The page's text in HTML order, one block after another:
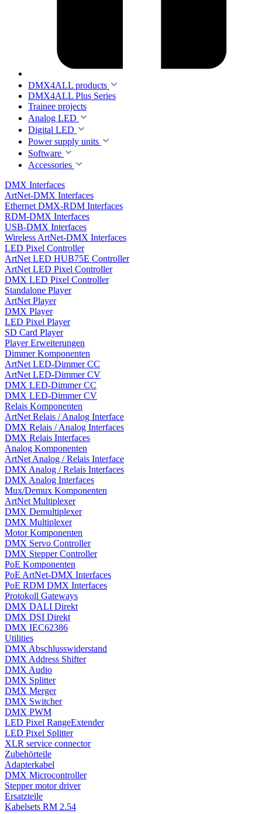
DMX4ALL products
DMX4ALL Plus Series
Trainee projects
Analog LED
Digital LED
Power supply units
Software
Accessories
DMX Interfaces
ArtNet-DMX Interfaces
Ethernet DMX-RDM Interfaces
RDM-DMX Interfaces
USB-DMX Interfaces
Wireless ArtNet-DMX Interfaces
LED Pixel Controller
ArtNet LED HUB75E Controller
ArtNet LED Pixel Controller
DMX LED Pixel Controller
Standalone Player
ArtNet Player
DMX Player
LED Pixel Player
SD Card Player
Player Erweiterungen
Dimmer Komponenten
ArtNet LED-Dimmer CC
ArtNet LED-Dimmer CV
DMX LED-Dimmer CC
DMX LED-Dimmer CV
Relais Komponenten
ArtNet Relais / Analog Interface
DMX Relais / Analog Interfaces
DMX Relais Interfaces
Analog Komponenten
ArtNet Analog / Relais Interface
DMX Analog / Relais Interfaces
DMX Analog Interfaces
Mux/Demux Komponenten
ArtNet Multiplexer
DMX Demultiplexer
DMX Multiplexer
Motor Komponenten
DMX Servo Controller
DMX Stepper Controller
PoE Komponenten
PoE ArtNet-DMX Interfaces
PoE RDM DMX Interfaces
Protokoll Gateways
DMX DALI Direkt
DMX DSI Direkt
DMX IEC62386
Utilities
DMX Abschlusswiderstand
DMX Address Shifter
DMX Audio
DMX Splitter
DMX Merger
DMX Switcher
DMX PWM
LED Pixel RangeExtender
LED Pixel Splitter
XLR service connector
Zubehörteile
Adapterkabel
DMX Microcontroller
Stepper motor driver
Ersatzteile
Kabelsets RM 2.54